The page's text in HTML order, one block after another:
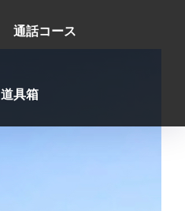
通話コース
道具箱